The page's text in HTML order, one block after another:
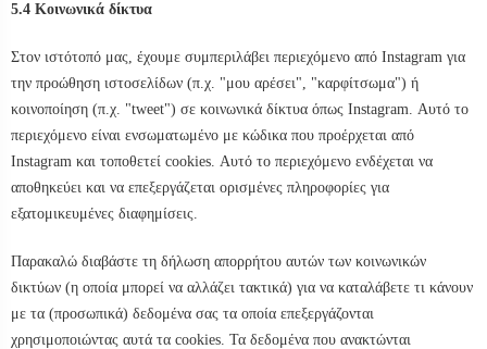
5.4 Κοινωνικά δίκτυα
Στον ιστότοπό μας, έχουμε συμπεριλάβει περιεχόμενο από Instagram για
την προώθηση ιστοσελίδων (π.χ. "μου αρέσει", "καρφίτσωμα") ή
κοινοποίηση (π.χ. "tweet") σε κοινωνικά δίκτυα όπως Instagram. Αυτό το
περιεχόμενο είναι ενσωματωμένο με κώδικα που προέρχεται από
Instagram και τοποθετεί cookies. Αυτό το περιεχόμενο ενδέχεται να
αποθηκεύει και να επεξεργάζεται ορισμένες πληροφορίες για
εξατομικευμένες διαφημίσεις.
Παρακαλώ διαβάστε τη δήλωση απορρήτου αυτών των κοινωνικών
δικτύων (η οποία μπορεί να αλλάζει τακτικά) για να καταλάβετε τι κάνουν
με τα (προσωπικά) δεδομένα σας τα οποία επεξεργάζονται
χρησιμοποιώντας αυτά τα cookies. Τα δεδομένα που ανακτώνται